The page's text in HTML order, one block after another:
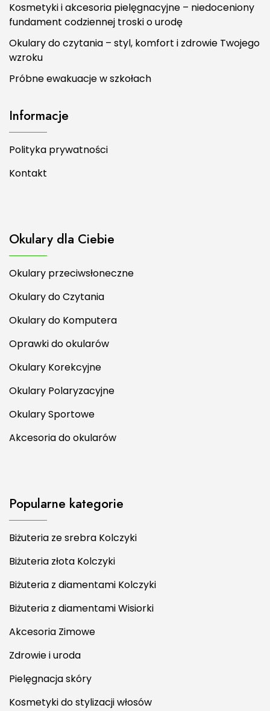
Kosmetyki i akcesoria pielęgnacyjne – niedoceniony
fundament codziennej troski o urodę
Okulary do czytania – styl, komfort i zdrowie Twojego
wzroku
Próbne ewakuacje w szkołach
Informacje
Polityka prywatności
Kontakt
Okulary dla Ciebie
Okulary przeciwsłoneczne
Okulary do Czytania
Okulary do Komputera
Oprawki do okularów
Okulary Korekcyjne
Okulary Polaryzacyjne
Okulary Sportowe
Akcesoria do okularów
Popularne kategorie
Biżuteria ze srebra Kolczyki
Biżuteria złota Kolczyki
Biżuteria z diamentami Kolczyki
Biżuteria z diamentami Wisiorki
Akcesoria Zimowe
Zdrowie i uroda
Pielęgnacja skóry
Kosmetyki do stylizacji włosów